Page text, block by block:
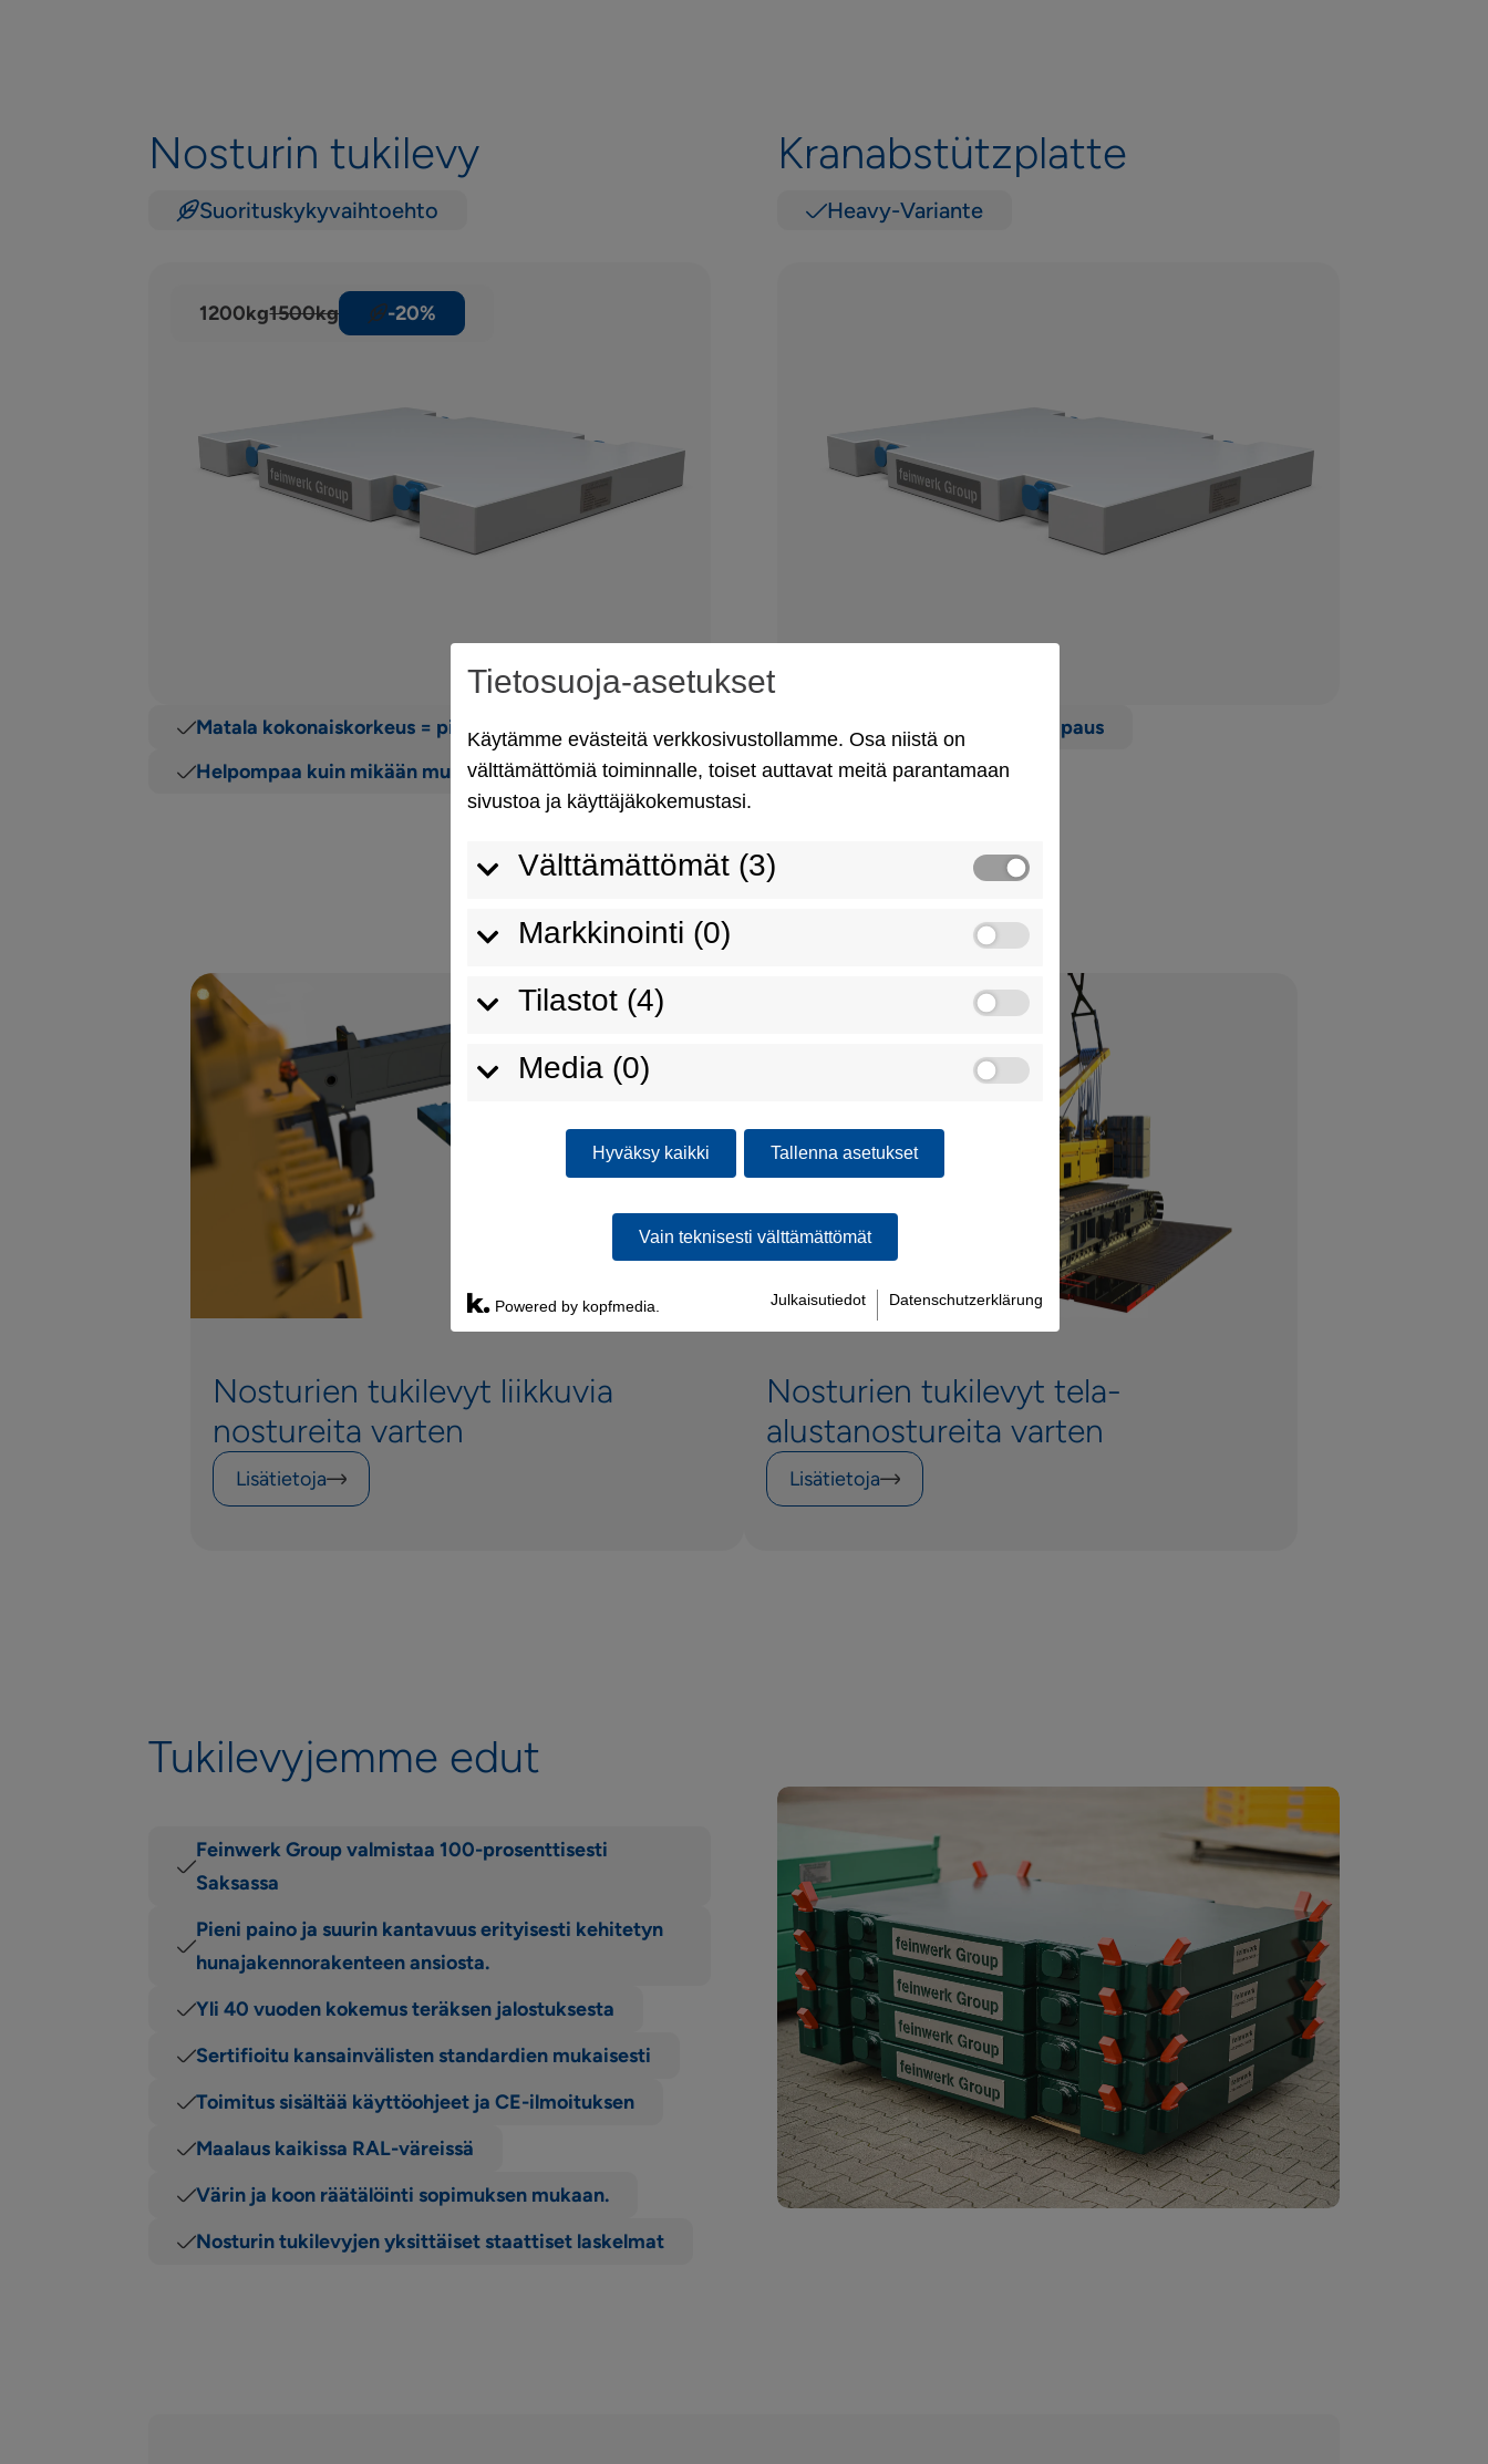
Tietosuoja-asetukset
Käytämme evästeitä verkkosivustollamme. Osa niistä on
välttämättömiä toiminnalle, toiset auttavat meitä parantamaan
sivustoa ja käyttäjäkokemustasi.
Välttämättömät (3)
Markkinointi (0)
Tilastot (4)
Media (0)
Hyväksy kaikki Tallenna asetukset
Vain teknisesti välttämättömät
Powered by kopfmedia. Julkaisutiedot Datenschutzerklärung
Nosturin tukilevy
Suorituskykyvaihtoehto
1200kg1500kg -20%
Matala kokonaiskorkeus = pienempi paino
Helpompaa kuin mikään muu palveluntarjoaja
Kranabstützplatte
Heavy-Variante
Mikä tahansa kuormitustapaus
Nosturien tukilevyt liikkuvia
nostureita varten
Lisätietoja
Nosturien tukilevyt tela-
alustanostureita varten
Lisätietoja
Tukilevyjemme edut
Feinwerk Group valmistaa 100-prosenttisesti
Saksassa
Pieni paino ja suurin kantavuus erityisesti kehitetyn
hunajakennorakenteen ansiosta.
Yli 40 vuoden kokemus teräksen jalostuksesta
Sertifioitu kansainvälisten standardien mukaisesti
Toimitus sisältää käyttöohjeet ja CE-ilmoituksen
Maalaus kaikissa RAL-väreissä
Värin ja koon räätälöinti sopimuksen mukaan.
Nosturin tukilevyjen yksittäiset staattiset laskelmat